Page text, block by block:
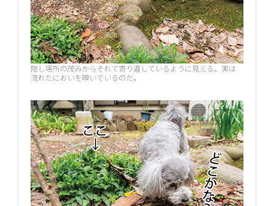
隠し場所の茂みからそれて寄り道しているように見える。実は
流れたにおいを嗅いでいるのだ。